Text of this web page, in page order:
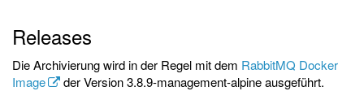
Releases
Die Archivierung wird in der Regel mit dem RabbitMQ Docker
Image
der Version 3.8.9-management-alpine ausgeführt.